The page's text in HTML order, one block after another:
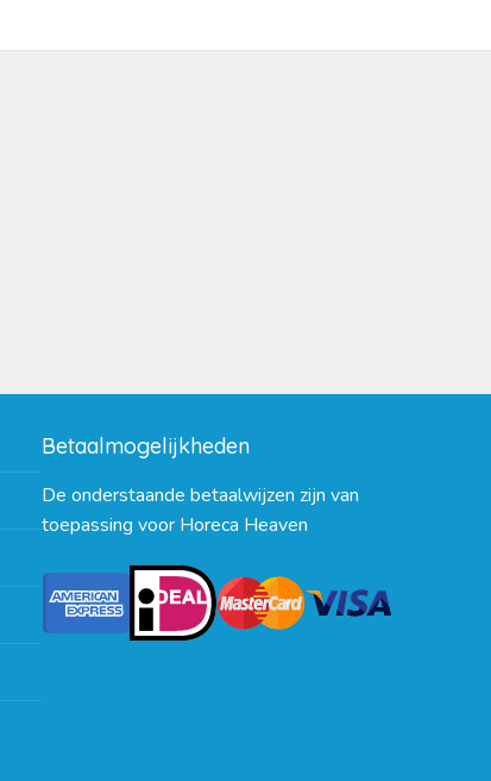
Betaalmogelijkheden
De onderstaande betaalwijzen zijn van
toepassing voor Horeca Heaven